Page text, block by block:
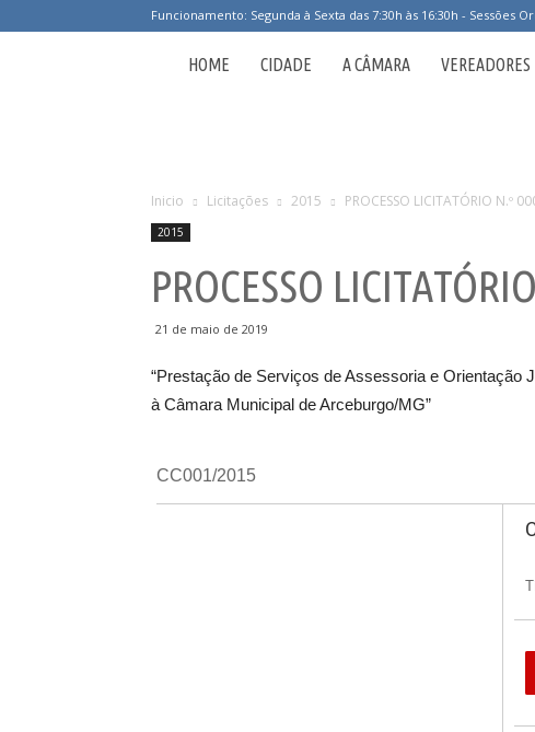
Funcionamento: Segunda à Sexta das 7:30h às 16:30h - Sessões
Câmara
de
HOME CIDADE A CÂMARA VEREADORES
Inicio Licitações 2015 PROCESSO LICITATÓRIO N.º
2015
PROCESSO
21 de maio de 2019
“Prestação de Serviços de Assessoria e Orientação
à Câmara Municipal de Arceburgo/MG”
CC001/2015